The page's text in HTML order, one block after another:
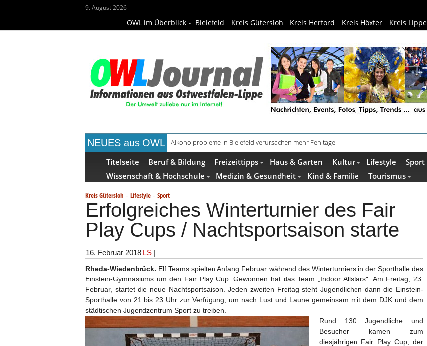
9. August 2026
OWL im Überblick Bielefeld Kreis Gütersloh Kreis Herford Kreis Höxter Kreis Lippe
NEUES aus OWL Handgemachte Geschenkideen im Pop-up-Store in Büren
Titelseite Beruf & Bildung Freizeittipps Haus & Garten Kultur Lifestyle Sport
Wissenschaft & Hochschule
Medizin & Gesundheit Kind & Familie Tourismus
Kreis Gütersloh - Lifestyle - Sport
Erfolgreiches Winterturnier des Fair
Play Cups / Nachtsportsaison starte
16. Februar 2018 LS |
Rheda-Wiedenbrück. Elf Teams spielten Anfang Februar während des Winterturniers in der Sporthalle des
Einstein-Gymnasiums um den Fair Play Cup. Gewonnen hat das Team „Indoor Allstars“. Am Freitag, 23.
Februar, startet die neue Nachtsportsaison. Jeden zweiten Freitag steht Jugendlichen dann die Einstein-
Sporthalle von 21 bis 23 Uhr zur Verfügung, um nach Lust und Laune gemeinsam mit dem DJK und dem
städtischen Jugendzentrum Sport zu treiben.
Rund 130 Jugendliche und
Besucher kamen zum
diesjährigen Fair Play Cup, der